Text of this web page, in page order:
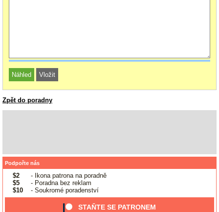
Zpět do poradny
Podpořte nás
$2
- Ikona patrona na poradně
$5
- Poradna bez reklam
$10
- Soukromé poradenství
STAŇTE SE PATRONEM